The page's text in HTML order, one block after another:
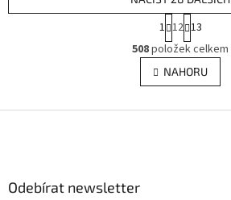
O
v
l
á
S
t
r
á
n
k
v
1 12 13
508položek celkem
NAHORU
Odebírat newsletter